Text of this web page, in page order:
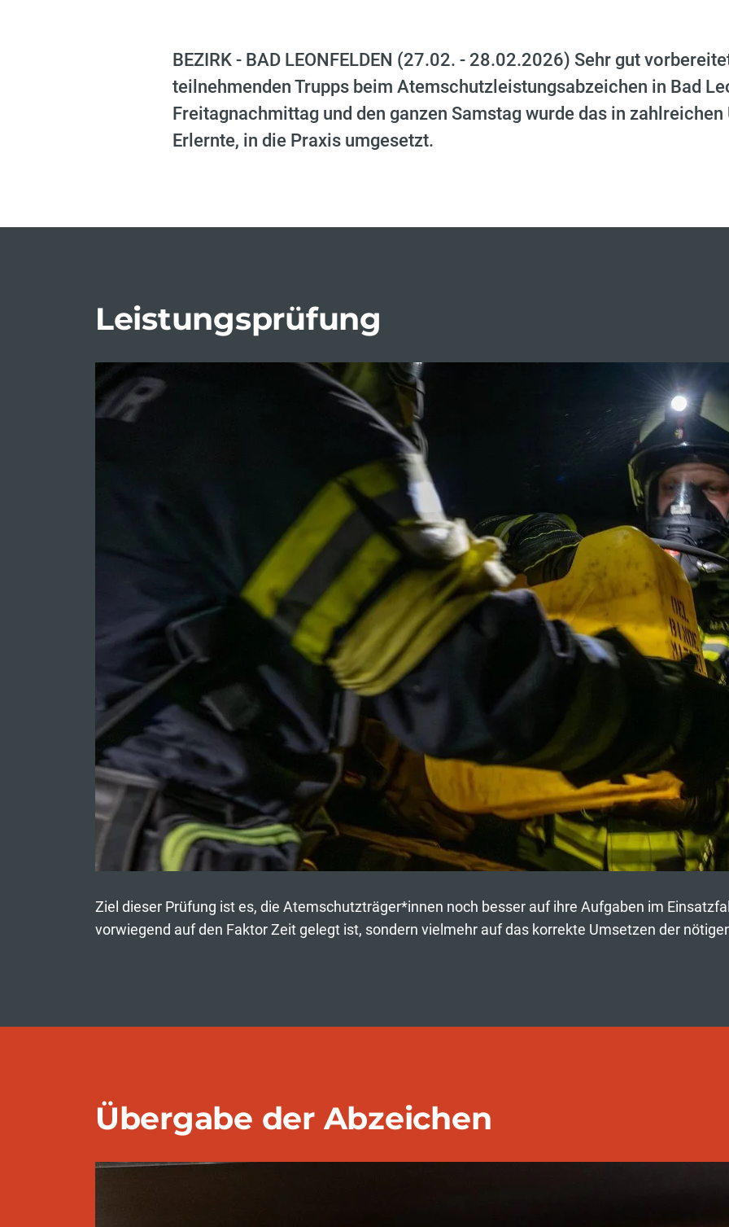
BEZIRK - BAD LEONFELDEN (27.02. - 28.02.2026) Sehr gut
teilnehmenden Trupps beim Atemschutzleistungsabzeichen in Bad
Freitagnachmittag und den ganzen Samstag wurde das in
Erlernte, in die Praxis umgesetzt.
Leistungsprüfung
Ziel dieser Prüfung ist es, die Atemschutzträger*innen noch besser auf ihre Aufgaben im
vorwiegend auf den Faktor Zeit gelegt ist, sondern vielmehr auf das korrekte Umsetzen der
Übergabe der Abzeichen